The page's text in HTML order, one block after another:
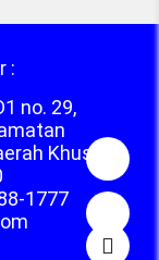
:
no. 29,
Khusus
1777